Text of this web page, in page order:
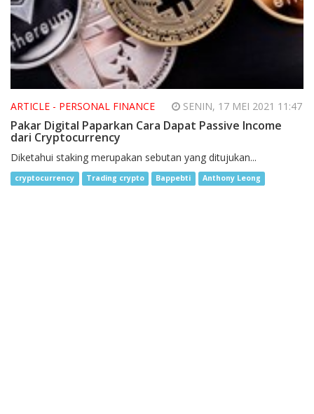
ARTICLE - PERSONAL FINANCE SENIN, 17 MEI 2021 11:47
Pakar Digital Paparkan Cara Dapat Passive Income
dari Cryptocurrency
Diketahui staking merupakan sebutan yang ditujukan...
cryptocurrency Trading crypto Bappebti Anthony Leong